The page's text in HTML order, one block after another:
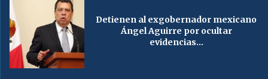
Detienen al exgobernador mexicano
Ángel Aguirre por ocultar
evidencias...